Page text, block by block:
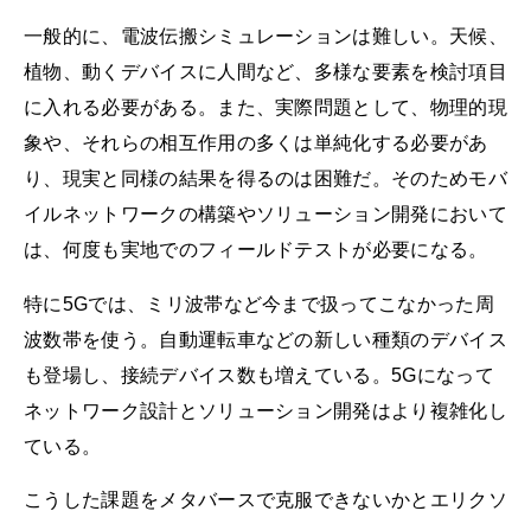
一般的に、電波伝搬シミュレーションは難しい。天候、
植物、動くデバイスに人間など、多様な要素を検討項目
に入れる必要がある。また、実際問題として、物理的現
象や、それらの相互作用の多くは単純化する必要があ
り、現実と同様の結果を得るのは困難だ。そのためモバ
イルネットワークの構築やソリューション開発において
は、何度も実地でのフィールドテストが必要になる。
特に5Gでは、ミリ波帯など今まで扱ってこなかった周
波数帯を使う。自動運転車などの新しい種類のデバイス
も登場し、接続デバイス数も増えている。5Gになって
ネットワーク設計とソリューション開発はより複雑化し
ている。
こうした課題をメタバースで克服できないかとエリクソ